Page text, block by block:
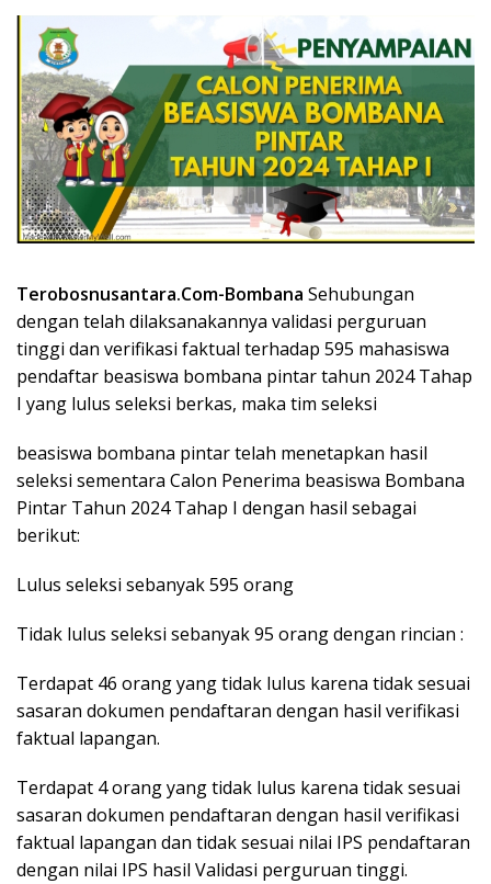
Terobosnusantara.Com-Bombana Sehubungan
dengan telah dilaksanakannya validasi perguruan
tinggi dan verifikasi faktual terhadap 595 mahasiswa
pendaftar beasiswa bombana pintar tahun 2024 Tahap
I yang lulus seleksi berkas, maka tim seleksi
beasiswa bombana pintar telah menetapkan hasil
seleksi sementara Calon Penerima beasiswa Bombana
Pintar Tahun 2024 Tahap I dengan hasil sebagai
berikut:
Lulus seleksi sebanyak 595 orang
Tidak lulus seleksi sebanyak 95 orang dengan rincian :
Terdapat 46 orang yang tidak lulus karena tidak sesuai
sasaran dokumen pendaftaran dengan hasil verifikasi
faktual lapangan.
Terdapat 4 orang yang tidak lulus karena tidak sesuai
sasaran dokumen pendaftaran dengan hasil verifikasi
faktual lapangan dan tidak sesuai nilai IPS pendaftaran
dengan nilai IPS hasil Validasi perguruan tinggi.